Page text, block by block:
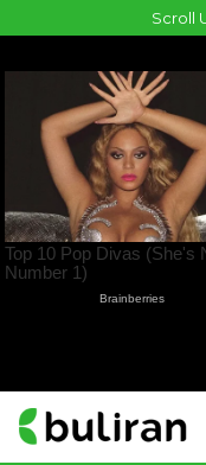
to
Scroll